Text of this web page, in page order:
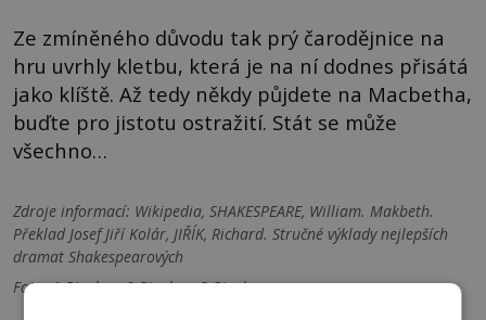
Ze zmíněného důvodu tak prý čarodějnice na
hru uvrhly kletbu, která je na ní dodnes přisátá
jako klíště. Až tedy někdy půjdete na Macbetha,
buďte pro jistotu ostražití. Stát se může
všechno…
Zdroje informací: Wikipedia, SHAKESPEARE, William. Makbeth.
Překlad Josef Jiří Kolár, JIŘÍK, Richard. Stručné výklady nejlepších
dramat Shakespearových
Foto: 1:Pixabay, 2:Pixabay, 3:Pixabay